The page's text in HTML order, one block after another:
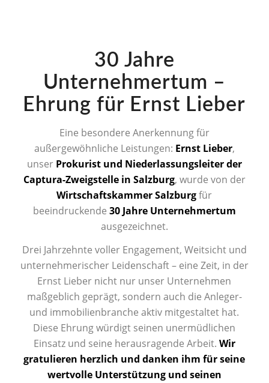
30 Jahre
Unternehmertum –
Ehrung für Ernst Lieber
Eine besondere Anerkennung für
außergewöhnliche Leistungen: Ernst Lieber,
unser Prokurist und Niederlassungsleiter der
Captura-Zweigstelle in Salzburg, wurde von der
Wirtschaftskammer Salzburgfür
beeindruckende 30 Jahre Unternehmertum
ausgezeichnet.
Drei Jahrzehnte voller Engagement, Weitsicht und
unternehmerischer Leidenschaft – eine Zeit, in der
Ernst Lieber nicht nur unser Unternehmen
maßgeblich geprägt, sondern auch die Anleger-
und immobilienbranche aktiv mitgestaltet hat.
Diese Ehrung würdigt seinen unermüdlichen
Einsatz und seine herausragende Arbeit. Wir
gratulieren herzlich und danken ihm für seine
wertvolle Unterstützung und seinen